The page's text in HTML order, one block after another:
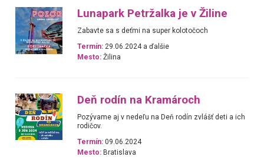
Lunapark Petržalka je v Žiline
Zabavte sa s deťmi na super kolotočoch
Termín: 29.06.2024 a ďalšie
Mesto: Žilina
Deň rodín na Kramároch
Pozývame aj v nedeľu na Deň rodín zvlášť deti a ich
rodičov.
Termín: 09.06.2024
Mesto: Bratislava